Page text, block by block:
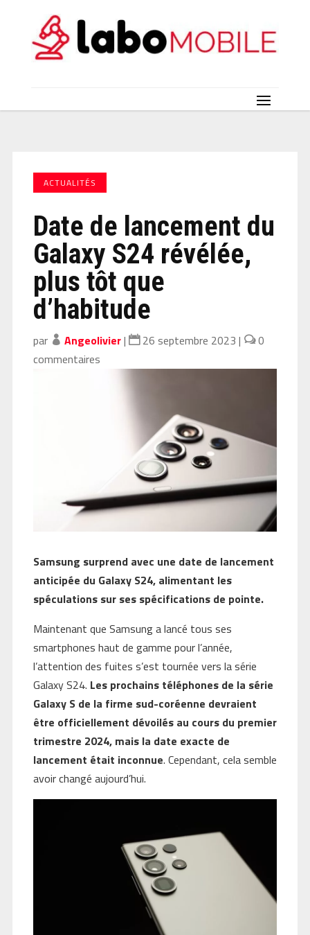
ACTUALITÉS
Date de lancement du
Galaxy S24 révélée,
plus tôt que
d’habitude
par Angeolivier| 26 septembre 2023 |
0
commentaires
Samsung surprend avec une date de lancement
anticipée du Galaxy S24, alimentant les
spéculations sur ses spécifications de pointe.
Maintenant que Samsung a lancé tous ses
smartphones haut de gamme pour l’année,
l’attention des fuites s’est tournée vers la série
Galaxy S24. Les prochains téléphones de la série
Galaxy S de la firme sud-coréenne devraient
être officiellement dévoilés au cours du premier
trimestre 2024, mais la date exacte de
lancement était inconnue. Cependant, cela semble
avoir changé aujourd’hui.